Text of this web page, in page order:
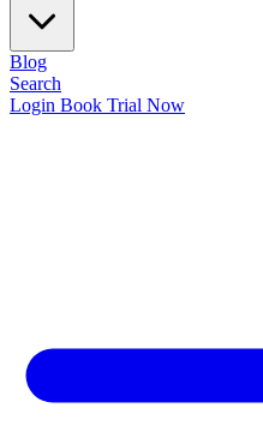
Blog
Search
Login Book Trial Now